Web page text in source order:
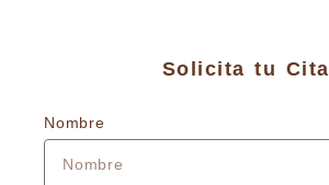
Solicita tu Cita
Nombre